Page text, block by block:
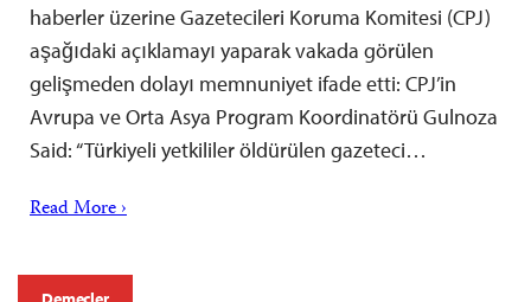
haberler üzerine Gazetecileri Koruma Komitesi (CPJ)
aşağıdaki açıklamayı yaparak vakada görülen
gelişmeden dolayı memnuniyet ifade etti: CPJ’in
Avrupa ve Orta Asya Program Koordinatörü Gulnoza
Said: “Türkiyeli yetkililer öldürülen gazeteci…
Read More ›